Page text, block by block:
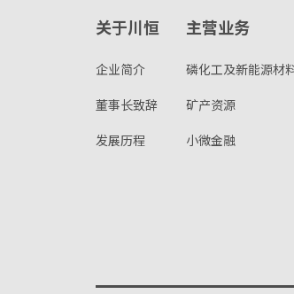
关于川恒
企业简介
董事长致辞
发展历程
主营业务
磷化工及新能源材
矿产资源
小微金融